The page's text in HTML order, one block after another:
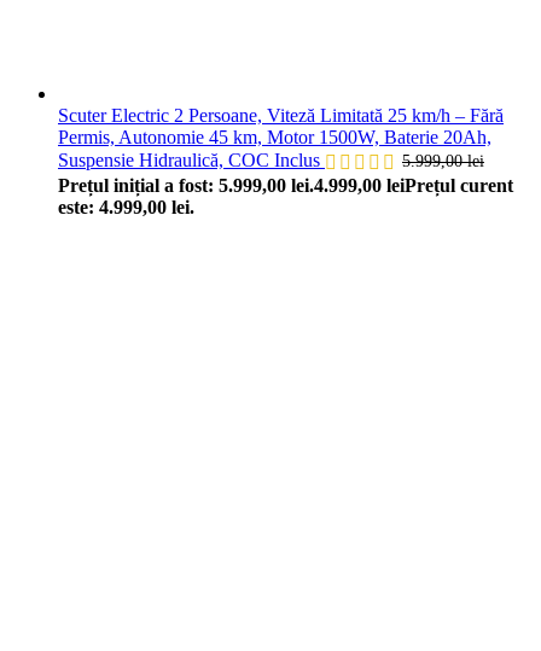
Scuter Electric 2 Persoane, Viteză Limitată 25 km/h – Fără
Permis, Autonomie 45 km, Motor 1500W, Baterie 20Ah,
Suspensie Hidraulică, COC Inclus
5.999,00lei
Prețul inițial a fost: 5.999,00 lei.4.999,00 leiPrețul curent
este: 4.999,00 lei.